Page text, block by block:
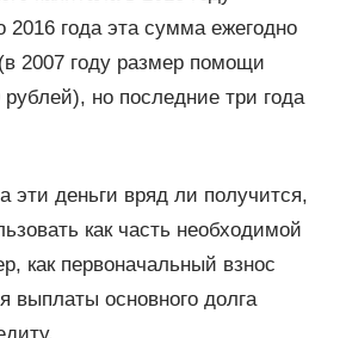
2016 года эта сумма ежегодно
2007 году размер помощи
рублей), но последние три года
эти деньги вряд ли получится,
как часть необходимой
как первоначальный взнос
выплаты основного долга